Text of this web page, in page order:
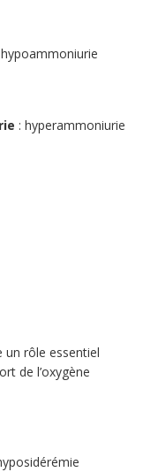
hypoammoniurie
: hyperammoniurie
un rôle essentiel
de l’oxygène